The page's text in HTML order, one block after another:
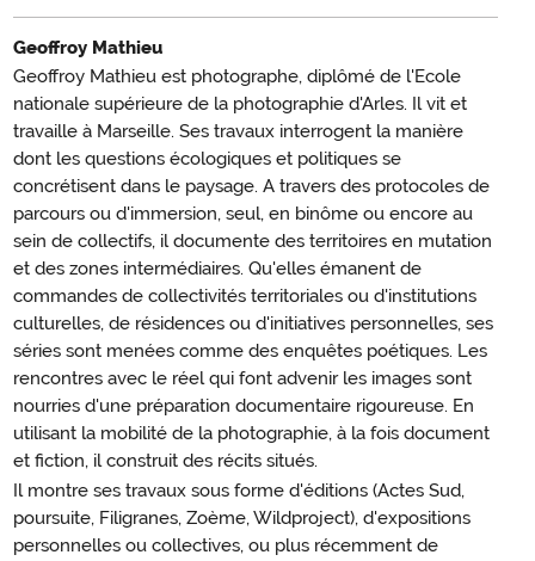
Geoffroy Mathieu
Geoffroy Mathieu est photographe, diplômé de l'Ecole
nationale supérieure de la photographie d'Arles. Il vit et
travaille à Marseille. Ses travaux interrogent la manière
dont les questions écologiques et politiques se
concrétisent dans le paysage. A travers des protocoles de
parcours ou d'immersion, seul, en binôme ou encore au
sein de collectifs, il documente des territoires en mutation
et des zones intermédiaires. Qu'elles émanent de
commandes de collectivités territoriales ou d'institutions
culturelles, de résidences ou d'initiatives personnelles, ses
séries sont menées comme des enquêtes poétiques. Les
rencontres avec le réel qui font advenir les images sont
nourries d'une préparation documentaire rigoureuse. En
utilisant la mobilité de la photographie, à la fois document
et fiction, il construit des récits situés.
Il montre ses travaux sous forme d'éditions (Actes Sud,
poursuite, Filigranes, Zoème, Wildproject), d'expositions
personnelles ou collectives, ou plus récemment de